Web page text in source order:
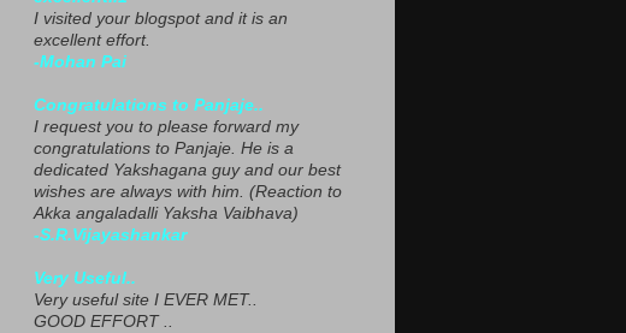
I visited your blogspot and it is an
excellent effort.
-Mohan Pai
Congratulations to Panjaje..
I request you to please forward my
congratulations to Panjaje. He is a
dedicated Yakshagana guy and our best
wishes are always with him. (Reaction to
Akka angaladalli Yaksha Vaibhava)
-S.R.Vijayashankar
Very Useful..
Very useful site I EVER MET..
GOOD EFFORT ..